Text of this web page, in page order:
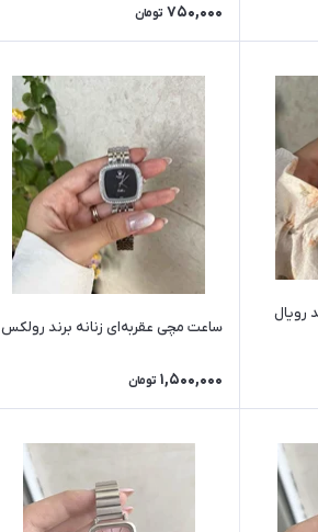
750,000 تومان
رویال
ساعت مچی عقربه‌ای زنانه برند رولکس
1,500,000 تومان